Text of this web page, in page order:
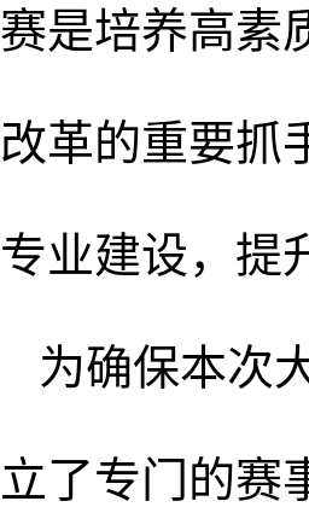
赛是培养高素
改革的重要抓
专业建设，提
为确保本次
立了专门的赛